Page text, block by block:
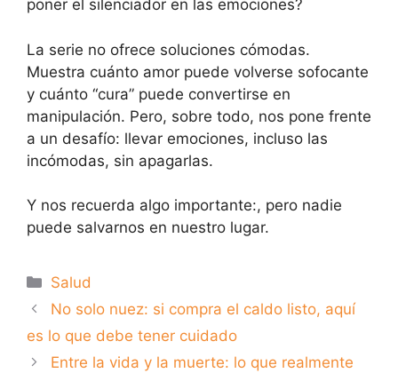
poner el silenciador en las emociones?
La serie no ofrece soluciones cómodas.
Muestra cuánto amor puede volverse sofocante
y cuánto “cura” puede convertirse en
manipulación. Pero, sobre todo, nos pone frente
a un desafío: llevar emociones, incluso las
incómodas, sin apagarlas.
Y nos recuerda algo importante:, pero nadie
puede salvarnos en nuestro lugar.
Categorías
Salud
No solo nuez: si compra el caldo listo, aquí
es lo que debe tener cuidado
Entre la vida y la muerte: lo que realmente